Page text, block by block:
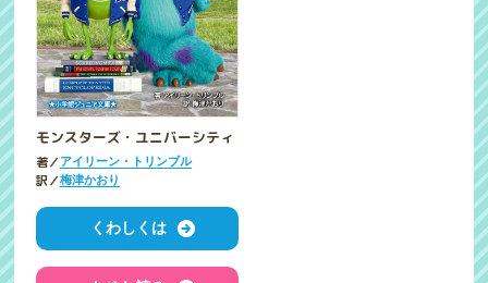
モンスターズ・ユニバーシティ
著／アイリーン・トリンブル
訳／梅津かおり
くわしくは